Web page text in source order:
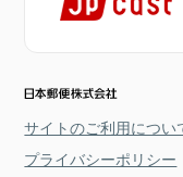
サイトのご利用につい
プライバシーポリシー